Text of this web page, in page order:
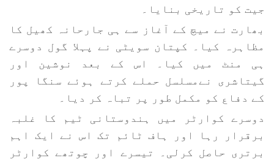
جیت کو تاریخی بنایا۔
بھارت نے میچ کے آغاز سے ہی جارحانہ کھیل کا
مظاہرہ کیا۔ کپتان سویٹی نے پہلا گول دوسرے
ہی منٹ میں کیا۔ اس کے بعد نوشین اور
گیتاشری نےمسلسل حملے کرتے ہوئے سنگا پور
کے دفاع کو مکمل طور پر تباہ کر دیا۔
دوسرے کوارٹر میں ہندوستانی ٹیم کا غلبہ
برقرار رہا اور ہاف ٹائم تک اس نے ایک اہم
برتری حاصل کرلی۔ تیسرے اور چوتھے کوارٹر